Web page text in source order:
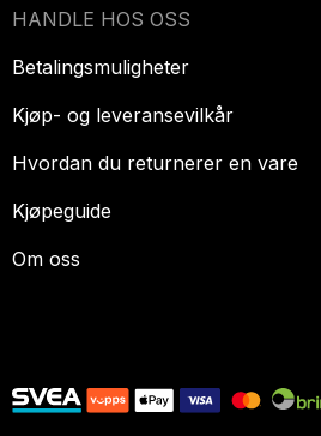
HANDLE HOS OSS
Betalingsmuligheter
Kjøp- og leveransevilkår
Hvordan du returnerer en vare
Kjøpeguide
Om oss